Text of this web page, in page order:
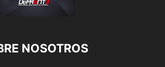
NOSOTROS